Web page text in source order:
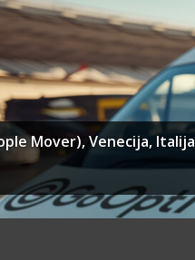
Mover), Venecija, Italija